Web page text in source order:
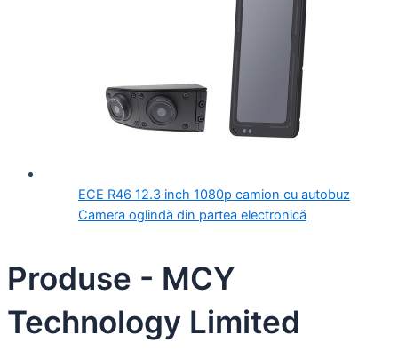
ECE R46 12.3 inch 1080p camion cu autobuz
Camera oglindă din partea electronică
Produse - MCY
Technology Limited